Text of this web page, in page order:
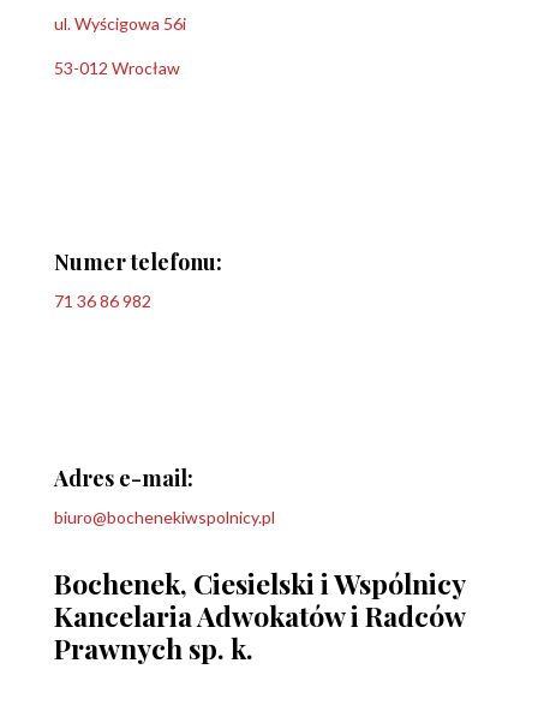
ul. Wyścigowa 56i
53-012 Wrocław
Numer telefonu:
71 36 86 982
Adres e-mail:
biuro@bochenekiwspolnicy.pl
Bochenek, Ciesielski i Wspólnicy
Kancelaria Adwokatów i Radców
Prawnych sp. k.